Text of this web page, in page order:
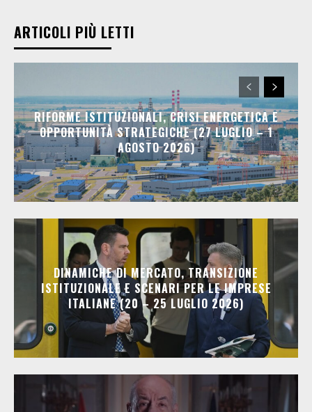
ARTICOLI PIÙ LETTI
RIFORME ISTITUZIONALI, CRISI ENERGETICA E
OPPORTUNITÀ STRATEGICHE (27 LUGLIO – 1
AGOSTO 2026)
DINAMICHE DI MERCATO, TRANSIZIONE
ISTITUZIONALE E SCENARI PER LE IMPRESE
ITALIANE (20 – 25 LUGLIO 2026)